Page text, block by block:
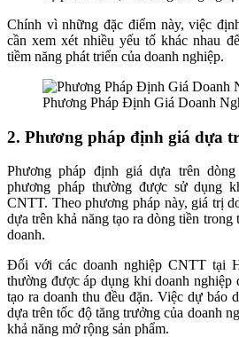
Chính vì những đặc điểm này, việc
cần xem xét nhiều yếu tố khác nhau
tiềm năng phát triển của doanh nghiệp.
Phương Pháp Định Giá Doanh
2. Phương pháp định giá dựa
Phương pháp định giá dựa trên
phương pháp thường được sử dụng
CNTT. Theo phương pháp này, giá trị
dựa trên khả năng tạo ra dòng tiền
doanh.
Đối với các doanh nghiệp CNTT tại
thường được áp dụng khi doanh nghiệp
tạo ra doanh thu đều đặn. Việc dự báo
dựa trên tốc độ tăng trưởng của doanh
khả năng mở rộng sản phẩm.